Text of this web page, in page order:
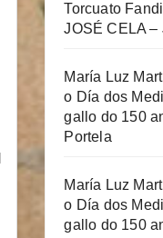
Torcuato
JOSÉ CELA –
María Luz
o Día dos
gallo do 150
Portela
María Luz
o Día dos
gallo do 150